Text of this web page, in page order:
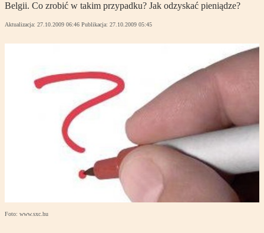
Belgii. Co zrobić w takim przypadku? Jak odzyskać pieniądze?
Aktualizacja: 27.10.2009 06:46 Publikacja: 27.10.2009 05:45
Foto: www.sxc.hu